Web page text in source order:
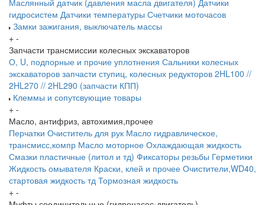
Маслянный датчик (давления масла двигателя) Датчики
гидросистем Датчики температуры Счетчики моточасов
Замки зажигания, выключатель массы
+ -
Запчасти трансмиссии колесных экскаваторов
О, U, подпорные и прочие уплотнения Сальники колесных
экскаваторов запчасти ступиц, колесных редукторов 2HL100 //
2HL270 // 2HL290 (запчасти КПП)
Клеммы и сопутсвующие товары
+ -
Масло, антифриз, автохимия,прочее
Перчатки Очиститель для рук Масло гидравлическое,
трансмисс,компр Масло моторное Охлаждающая жидкость
Смазки пластичные (литол и тд) Фиксаторы резьбы Герметики
Жидкость омывателя Краски, клей и прочее Очистители,WD40,
стартовая жидкость тд Тормозная жидкость
+ -